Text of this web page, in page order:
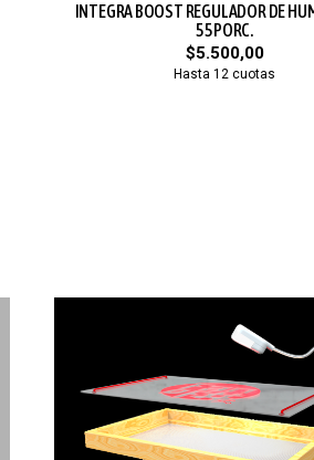
INTEGRA BOOST REGULADOR DE
55PORC.
$5.500,00
Hasta 12 cuotas